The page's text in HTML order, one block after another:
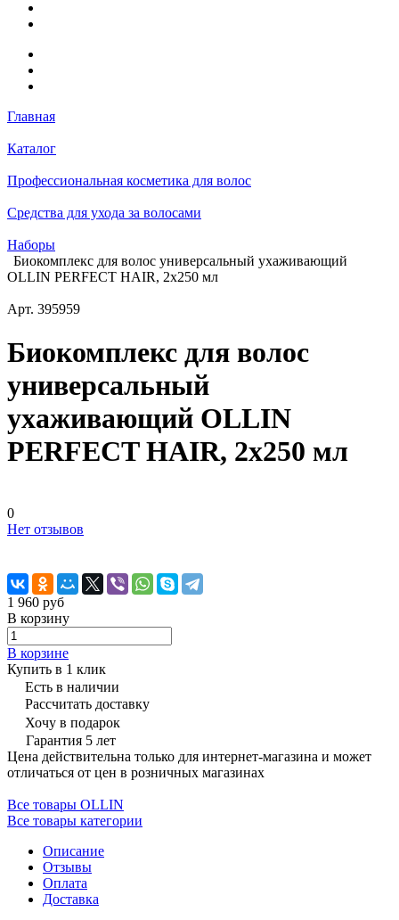
Главная
Каталог
Профессиональная косметика для волос
Средства для ухода за волосами
Наборы
Биокомплекс для волос универсальный ухаживающий
OLLIN PERFECT HAIR, 2х250 мл
Арт. 395959
Биокомплекс для волос
универсальный
ухаживающий OLLIN
PERFECT HAIR, 2х250 мл
0
Нет отзывов
1 960 руб
В корзину
В корзине
Купить в 1 клик
Есть в наличии
Рассчитать доставку
Хочу в подарок
Гарантия 5 лет
Цена действительна только для интернет-магазина и может
отличаться от цен в розничных магазинах
Все товары OLLIN
Все товары категории
Описание
Отзывы
Оплата
Доставка